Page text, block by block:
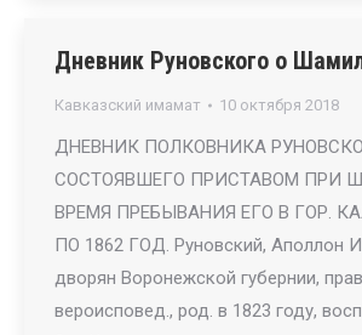
Дневник Руновского о
Кавказский имамат 10 октября 2018
ДНЕВНИК ПОЛКОВНИКА
СОСТОЯВШЕГО ПРИСТАВОМ ПРИ
ВРЕМЯ ПРЕБЫВАНИЯ ЕГО В ГОР.
ПО 1862 ГОД. Руновский, Аполлон
дворян Воронежской губернии,
вероисповед., род. в 1823 году,